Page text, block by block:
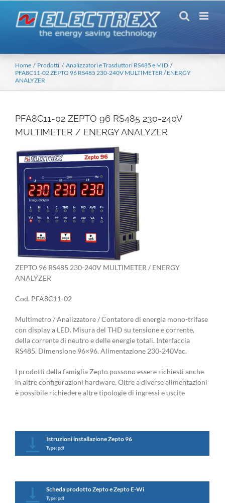
contenuto
Home Prodotti
Analizzatori e Trasduttori RS485 e MID
PFA8C11-02 ZEPTO 96 RS485 230-240V MULTIMETER / ENERGY
ANALYZER
PFA8C11-02 ZEPTO 96 RS485 230-240V
MULTIMETER / ENERGY ANALYZER
ZEPTO 96 RS485 230-240V MULTIMETER / ENERGY
ANALYZER
Cod. PFA8C11-02
Multimetro / Analizzatore / Contatore di energia mono-trifase
con display a LED. Misura del THD su tensione e corrente,
della corrente di neutro e delle energie totali. Interfaccia
RS485. Dimensione 96×96. Alimentazione 230-240Vac.
I prodotti della famiglia Zepto possono essere richiesti anche
in altre configurazioni hardware. Oltre a diverse alimentazioni
è possibile richiedere altre tipologie di ingressi e uscite
Istruzioni installazione Zepto 96
Type: pdf
Scheda prodotto Zepto e Zepto E-Wi
Type: pdf